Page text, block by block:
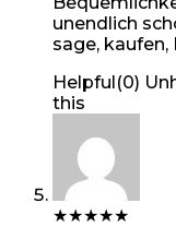
unendlich
sage,
Helpful(0)
this
★★★★★